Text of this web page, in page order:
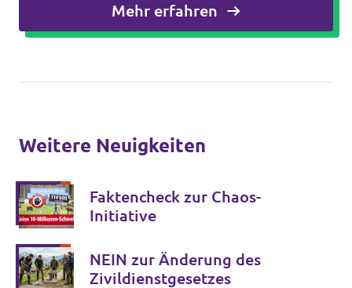
Mehr erfahren
Weitere Neuigkeiten
Faktencheck zur Chaos-
Initiative
NEIN zur Änderung des
Zivildienstgesetzes